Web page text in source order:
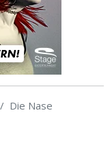
Die Nase